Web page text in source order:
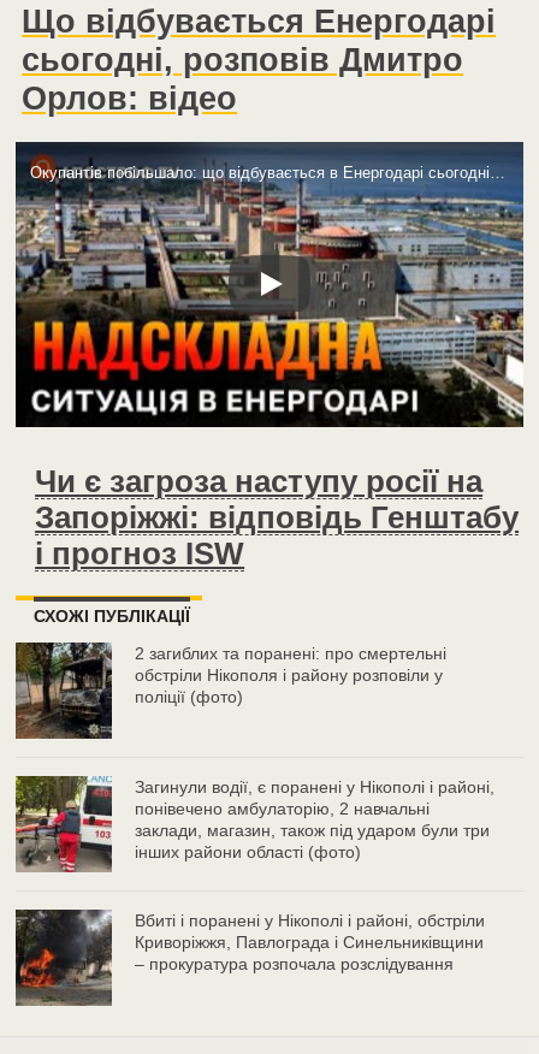
Що відбувається Енергодарі
сьогодні, розповів Дмитро
Орлов: відео
Чи є загроза наступу росії на
Запоріжжі: відповідь Генштабу
і прогноз ISW
СХОЖІ ПУБЛІКАЦІЇ
2 загиблих та поранені: про смертельні
обстріли Нікополя і району розповіли у
поліції (фото)
Загинули водії, є поранені у Нікополі і районі,
понівечено амбулаторію, 2 навчальні
заклади, магазин, також під ударом були три
інших райони області (фото)
Вбиті і поранені у Нікополі і районі, обстріли
Криворіжжя, Павлограда і Синельниківщини
– прокуратура розпочала розслідування